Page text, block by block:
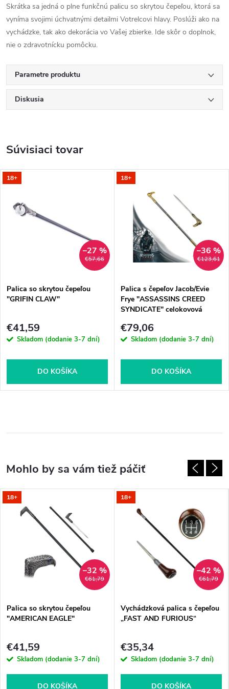
Skrátka sa jedná o plne funkčnú palicu so skrytou čepeľou, ktorá sa
vyníma svojimi úchvatnými detailmi Votrelcovi hlavy. Poslúži ako na
vychádzke, tak ako dekorácia vo Vašej zbierke. Ide skôr o doplnok,
nie o zdravotnícku pomôcku.
Parametre produktu
Diskusia
Súvisiaci tovar
18+
€57,66
–27 %
Palica so skrytou čepeľou
"GRIFIN CLAW"
€41,59
Skladom (dodanie 3-7 dní)
DO KOŠÍKA
18+
€123,61
–36 %
Palica s čepeľov Jacob/Evie
Frye "ASSASSINS CREED
SYNDICATE" celokovová
€79,06
Skladom (dodanie 3-7 dní)
DO KOŠÍKA
18+
€61,79
–32 %
Palica so skrytou čepeľou
"AMERICAN EAGLE"
€41,59
Skladom (dodanie 3-7 dní)
DO KOŠÍKA
18+
€61,79
–42 %
Vychádzková palica s čepeľou
„FAST AND FURIOUS“
€35,34
Skladom (dodanie 3-7 dní)
DO KOŠÍKA